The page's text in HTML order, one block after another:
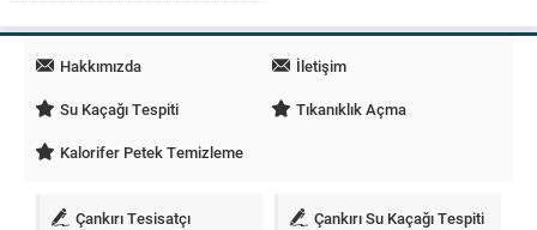
Hakkımızda
İletişim
Su Kaçağı Tespiti
Tıkanıklık Açma
Kalorifer Petek Temizleme
Çankırı Tesisatçı Çankırı Su Kaçağı Tespiti